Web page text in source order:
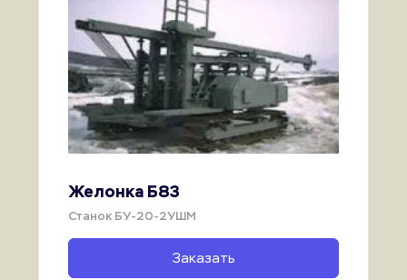
Желонка Б83
Станок БУ-20-2УШМ
Заказать